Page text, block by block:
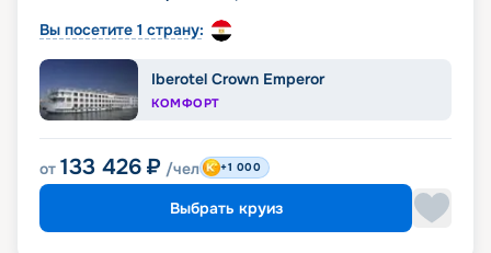
Вы посетите 1 страну:
Iberotel Crown Emperor
КОМФОРТ
от 133 426 ₽ /чел +1 000
Выбрать круиз